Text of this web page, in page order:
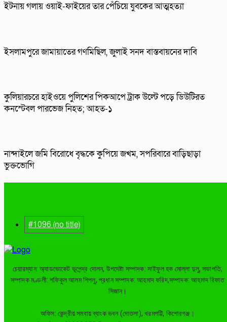
ইটনায় গলায় ওয়াই-ফাইয়ের তার পেঁচিয়ে যুবকের আত্মহত্যা
ইসলামপুরে জামায়াতের গণমিছিল, জুলাই সনদ বাস্তবায়নের দাবি
কুলিয়ারচরে হাইওয়ে পুলিশের পিকআপে ট্রাক উল্টে পড়ে ডিউটিরত
কনস্টেবল পারভেজ নিহত; আহত-১
নান্দাইলে জমি বিরোধে বৃদ্ধকে কুপিয়ে জখম, সপরিবারে বাড়িছাড়া
ভুক্তভোগি
#1096 (no title)
চেয়ারম্যান: অ্যাডভোকেট ভূপেন্দ্র দোলন, উপদেষ্টা সম্পাদক: সাইফুল হক মোল্লা দুলু, সভাপতি,
সম্পাদক মণ্ডলী: শফিকুল আলম শিপলু, প্রধান সম্পাদক: আহমাদ ফরিদ,সম্পাদক: আহমাদ রিফাত
সিজান।
অফিস: কেন্দ্রীয় সমবায় ব্যাংক ভবন (দোতলা), খরমপট্টি, কিশোরগঞ্জ।